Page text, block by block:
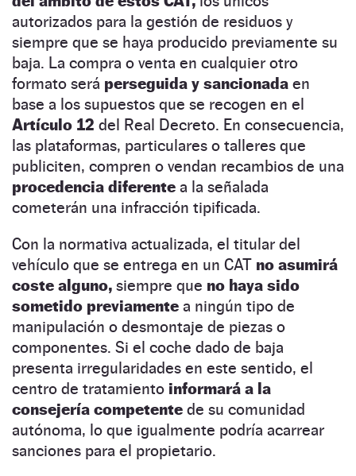
autorizados para la gestión de residuos y
siempre que se haya producido previamente su
baja. La compra o venta en cualquier otro
formato será perseguida y sancionada en
base a los supuestos que se recogen en el
Artículo 12 del Real Decreto. En consecuencia,
las plataformas, particulares o talleres que
publiciten, compren o vendan recambios de una
procedencia diferente a la señalada
cometerán una infracción tipificada.
Con la normativa actualizada, el titular del
vehículo que se entrega en un CAT no asumirá
coste alguno, siempre que no haya sido
sometido previamente a ningún tipo de
manipulación o desmontaje de piezas o
componentes. Si el coche dado de baja
presenta irregularidades en este sentido, el
centro de tratamiento informará a la
consejería competente de su comunidad
autónoma, lo que igualmente podría acarrear
sanciones para el propietario.